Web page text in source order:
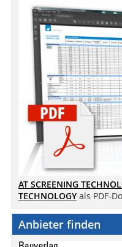
AT SCREENING
TECHNOLOGY als PDF-
Anbieter finden